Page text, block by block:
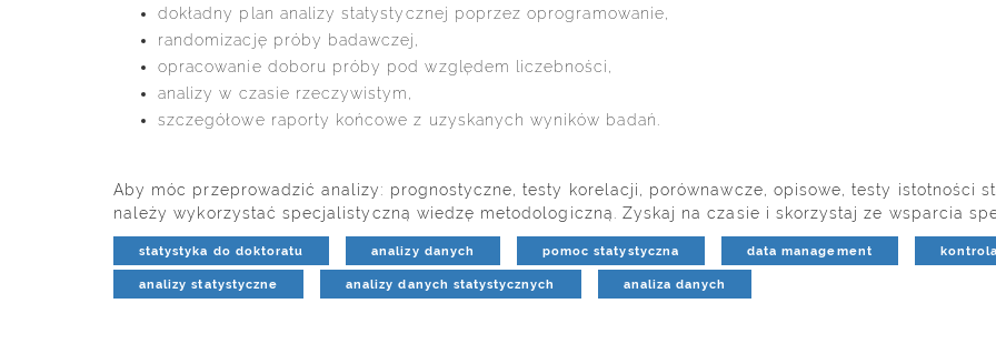
dokładny plan analizy statystycznej poprzez oprogramowanie,
randomizację próby badawczej,
opracowanie doboru próby pod względem liczebności,
analizy w czasie rzeczywistym,
szczegółowe raporty końcowe z uzyskanych wyników badań.
Aby móc przeprowadzić analizy: prognostyczne, testy korelacji, porównawcze, opisowe, testy istotności
należy wykorzystać specjalistyczną wiedzę metodologiczną. Zyskaj na czasie i skorzystaj ze wsparcia
statystyka do doktoratu analizy danych pomoc statystyczna data management
analizy statystyczne analizy danych statystycznych analiza danych